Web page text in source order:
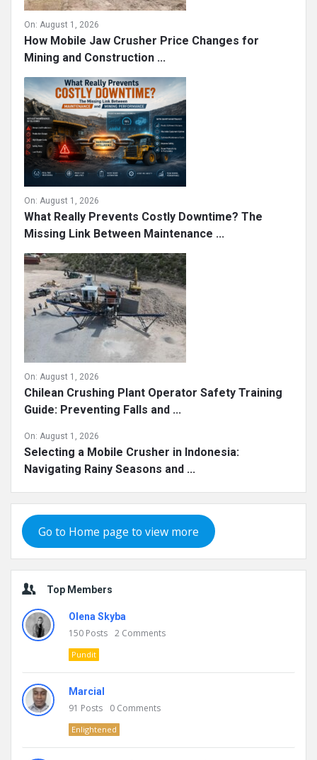
On: August 1, 2026
How Mobile Jaw Crusher Price Changes for
Mining and Construction ...
On: August 1, 2026
What Really Prevents Costly Downtime? The
Missing Link Between Maintenance ...
On: August 1, 2026
Chilean Crushing Plant Operator Safety Training
Guide: Preventing Falls and ...
On: August 1, 2026
Selecting a Mobile Crusher in Indonesia:
Navigating Rainy Seasons and ...
Go to Home page to view more
Top Members
Olena Skyba
150 Posts 2 Comments
Pundit
Marcial
91 Posts 0 Comments
Enlightened